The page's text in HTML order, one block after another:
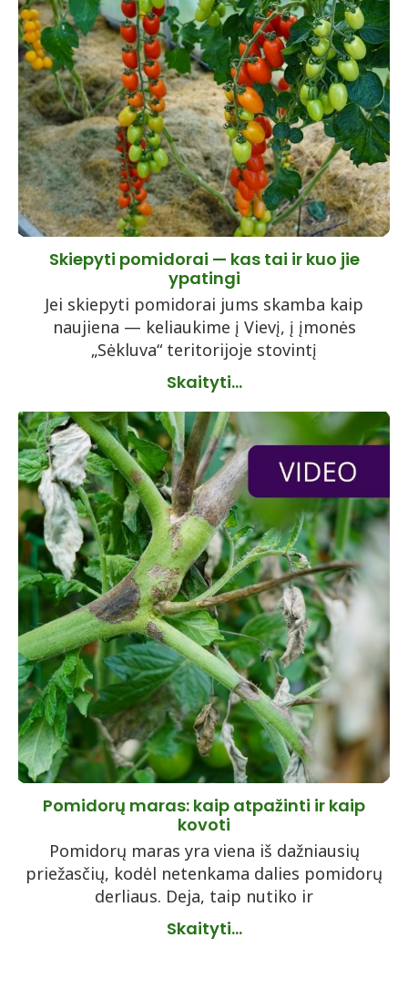
Skiepyti pomidorai — kas tai ir kuo jie
ypatingi
Jei skiepyti pomidorai jums skamba kaip
naujiena — keliaukime į Vievį, į įmonės
„Sėkluva“ teritorijoje stovintį
Skaityti...
Pomidorų maras: kaip atpažinti ir kaip
kovoti
Pomidorų maras yra viena iš dažniausių
priežasčių, kodėl netenkama dalies pomidorų
derliaus. Deja, taip nutiko ir
Skaityti...